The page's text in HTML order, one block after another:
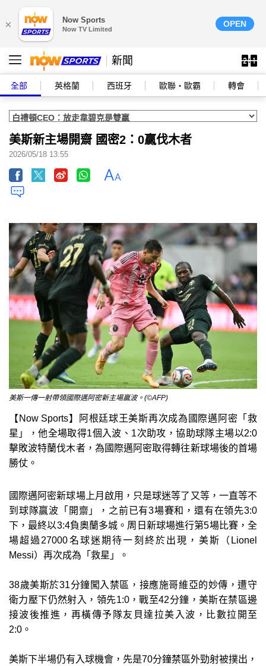
× Now Sports
Now TV Limited
OPEN
新聞
全部 英格蘭 西班牙 歐聯‧歐霸 轉會
美斯新主場開齋 國密2：0贏伐木者
2026/05/18 13:55
美斯一傳一射帶領國際邁阿密新主場贏波。(©AFP)
【Now Sports】阿根廷球王美斯再次成為國際邁阿密「救
星」，他全場取得1個入波、1次助攻，協助球隊主場以2:0
擊敗波特蘭伐木者，為國際邁阿密取得轉往新球場後的首場
勝仗。
國際邁阿密新球場上月啟用，只是球迷等了又等，一直等不
到球隊贏波「開齋」，之前已有3場賽和，還有在領先3:0
下，最終以3:4負奧蘭多城。周日新球場進行第5場比賽，全
場超過27000名球迷期待一刻終於出現，美斯（Lionel
Messi）再次成為「救星」。
38歲美斯於31分鐘闖入禁區，接應施哥維亞的妙傳，遭守
衛力壓下仍然射入，領先1:0，戰至42分鐘，美斯在禁區邊
接波後推進，再橫傳予隊友貝達拉美入波，比數拉開至
2:0。
美斯下半場仍有入球機會，先是70分鐘禁區外勁射被撲出，